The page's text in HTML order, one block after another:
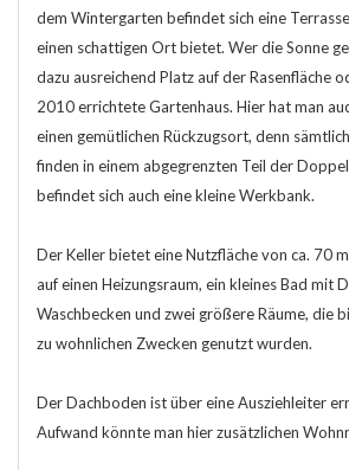
dem Wintergarten befindet sich eine
einen schattigen Ort bietet. Wer die Sonne
dazu ausreichend Platz auf der Rasenfläche
2010 errichtete Gartenhaus. Hier hat man
einen gemütlichen Rückzugsort, denn
finden in einem abgegrenzten Teil der
befindet sich auch eine kleine Werkbank.
Der Keller bietet eine Nutzfläche von ca. 70
auf einen Heizungsraum, ein kleines Bad mit
Waschbecken und zwei größere Räume, die
zu wohnlichen Zwecken genutzt wurden.
Der Dachboden ist über eine Ausziehleiter
Aufwand könnte man hier zusätzlichen